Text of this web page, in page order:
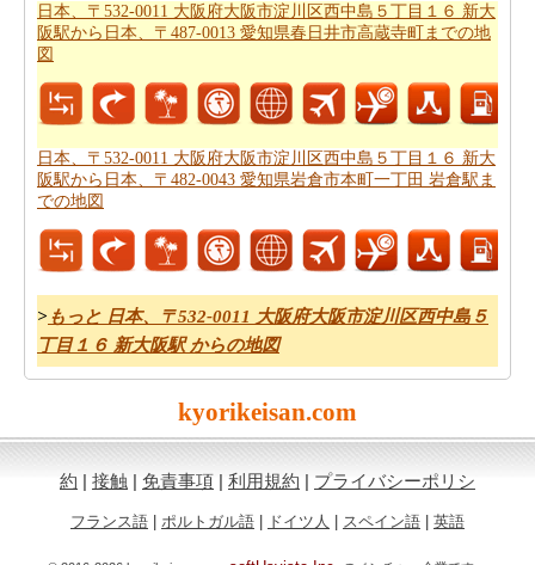
路ルートプランはあなたがチェックすることをお勧めし
ます。
あなたは旅行のための旅行費用計算機を探しています
か。あなたは日本、〒532-0011 大阪府大阪市淀川区西中
島５丁目１６ 新大阪駅から日本、〒487-0013 愛知県春日
井市高蔵寺町までの旅行の費用を見つけることができま
す。
日本、〒532-0011 大阪府大阪市淀川区西中島５丁目１６ 新大
阪駅から日本、〒487-0013 愛知県春日井市高蔵寺町までの地
図
日本、〒532-0011 大阪府大阪市淀川区西中島５丁目１６ 新大
阪駅から日本、〒482-0043 愛知県岩倉市本町一丁田 岩倉駅ま
での地図
> もっと 日本、〒532-0011 大阪府大阪市淀川区西中島５
丁目１６ 新大阪駅 からの地図
kyorikeisan.com
約 | 接触 | 免責事項 | 利用規約 | プライバシーポリシ
フランス語 | ポルトガル語 | ドイツ人 | スペイン語 | 英語